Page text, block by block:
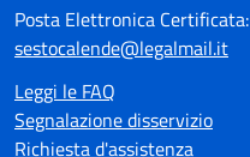
Posta Elettronica Certificata:
sestocalende@legalmail.it
Leggi le FAQ
Segnalazione disservizio
Richiesta d'assistenza